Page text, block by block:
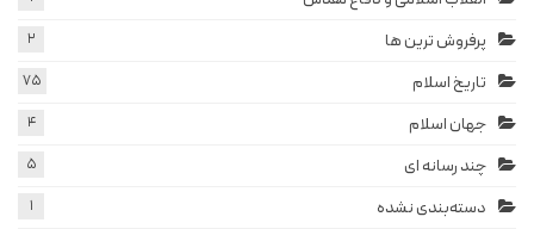
پرفروش ترین ها 2
تاریخ اسلام 75
جهان اسلام 4
چند رسانه ای 5
دسته‌بندی نشده 1